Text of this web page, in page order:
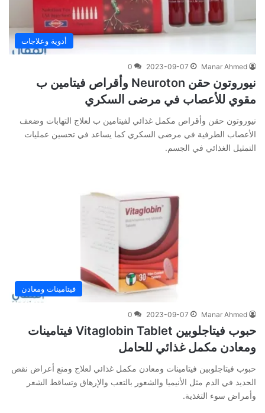
أدوية وعلاجات
Manar Ahmed
2023-09-07
0
نيوروتون حقن Neuroton وأقراص فيتامين ب
مقوي للأعصاب في مرضى السكري
نيوروتون حقن وأقراص مكمل غذائي لفيتامين ب لعلاج التهابات وضعف
الأعصاب الطرفية في مرضى السكري كما يساعد في تحسين عمليات
التمثيل الغذائي في الجسم.
فيتامينات ومعادن
Manar Ahmed
2023-09-07
0
حبوب فيتاجلوبين Vitaglobin Tablet فيتامينات
ومعادن مكمل غذائي للحامل
حبوب فيتاجلوبين فيتامينات ومعادن مكمل غذائي لعلاج ومنع أعراض نقص
الحديد في الدم مثل الأنيميا والشعور بالتعب والإرهاق وتساقط الشعر
وأمراض سوء التغذية.